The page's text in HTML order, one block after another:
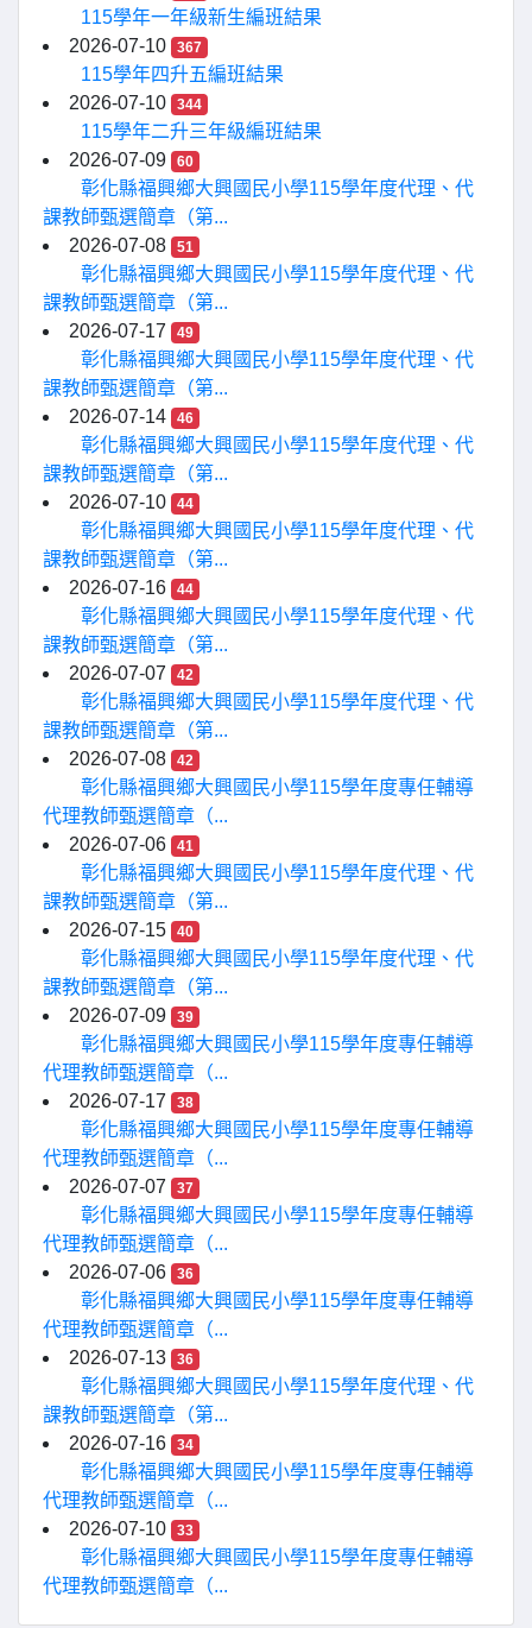
115學年一年級新生編班結果
2026-07-10
367
115學年四升五編班結果
2026-07-10
344
115學年二升三年級編班結果
2026-07-09
60
彰化縣福興鄉大興國民小學115學年度代理、代
課教師甄選簡章（第...
2026-07-08
51
彰化縣福興鄉大興國民小學115學年度代理、代
課教師甄選簡章（第...
2026-07-17
49
彰化縣福興鄉大興國民小學115學年度代理、代
課教師甄選簡章（第...
2026-07-14
46
彰化縣福興鄉大興國民小學115學年度代理、代
課教師甄選簡章（第...
2026-07-10
44
彰化縣福興鄉大興國民小學115學年度代理、代
課教師甄選簡章（第...
2026-07-16
44
彰化縣福興鄉大興國民小學115學年度代理、代
課教師甄選簡章（第...
2026-07-07
42
彰化縣福興鄉大興國民小學115學年度代理、代
課教師甄選簡章（第...
2026-07-08
42
彰化縣福興鄉大興國民小學115學年度專任輔導
代理教師甄選簡章（...
2026-07-06
41
彰化縣福興鄉大興國民小學115學年度代理、代
課教師甄選簡章（第...
2026-07-15
40
彰化縣福興鄉大興國民小學115學年度代理、代
課教師甄選簡章（第...
2026-07-09
39
彰化縣福興鄉大興國民小學115學年度專任輔導
代理教師甄選簡章（...
2026-07-17
38
彰化縣福興鄉大興國民小學115學年度專任輔導
代理教師甄選簡章（...
2026-07-07
37
彰化縣福興鄉大興國民小學115學年度專任輔導
代理教師甄選簡章（...
2026-07-06
36
彰化縣福興鄉大興國民小學115學年度專任輔導
代理教師甄選簡章（...
2026-07-13
36
彰化縣福興鄉大興國民小學115學年度代理、代
課教師甄選簡章（第...
2026-07-16
34
彰化縣福興鄉大興國民小學115學年度專任輔導
代理教師甄選簡章（...
2026-07-10
33
彰化縣福興鄉大興國民小學115學年度專任輔導
代理教師甄選簡章（...